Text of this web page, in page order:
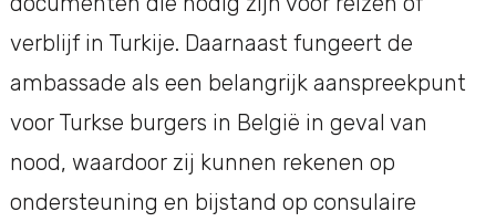
verblijf in Turkije. Daarnaast fungeert de
ambassade als een belangrijk aanspreekpunt
voor Turkse burgers in België in geval van
nood, waardoor zij kunnen rekenen op
ondersteuning en bijstand op consulaire